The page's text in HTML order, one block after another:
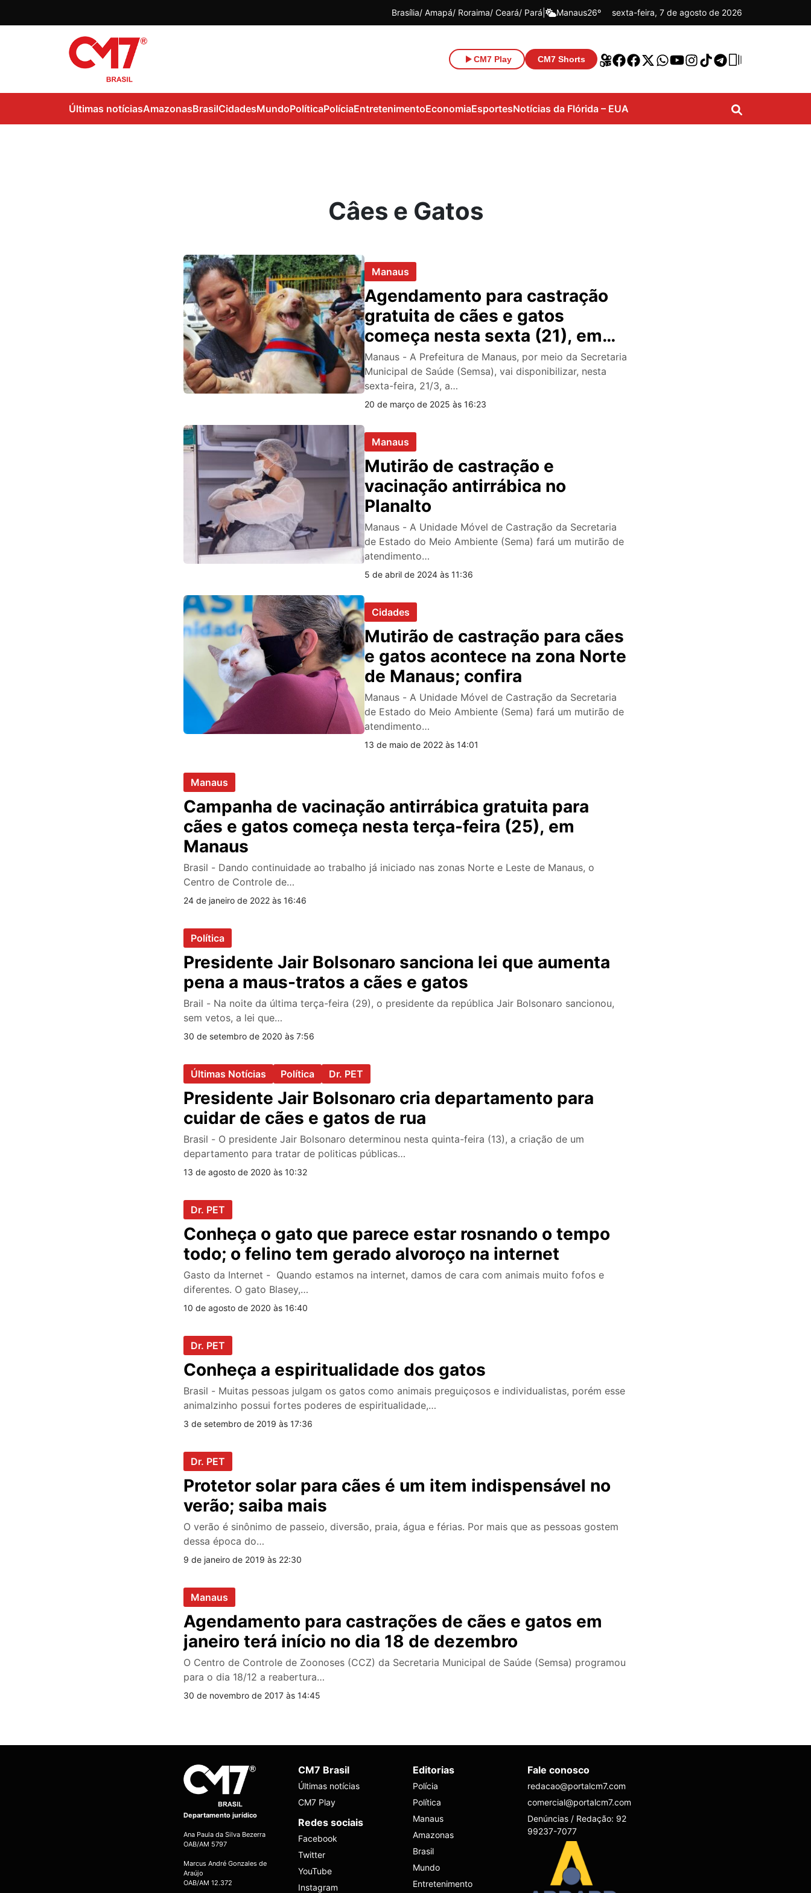
Brasília Amapá Roraima Ceará Pará Manaus26º sexta-feira, 7 de agosto de 2026
CM7 Play CM7 Shorts
Últimas notíciasAmazonasBrasilCidadesMundoPolíticaPolíciaEntretenimentoEconomiaEsportesNotícias da Flórida – EUA
Câes e Gatos
Manaus
Agendamento para castração
gratuita de cães e gatos
começa nesta sexta (21), em
Manaus
Manaus - A Prefeitura de Manaus, por meio da Secretaria
Municipal de Saúde (Semsa), vai disponibilizar, nesta
sexta-feira, 21/3, a…
20 de março de 2025 às 16:23
Manaus
Mutirão de castração e
vacinação antirrábica no
Planalto
Manaus - A Unidade Móvel de Castração da Secretaria
de Estado do Meio Ambiente (Sema) fará um mutirão de
atendimento…
5 de abril de 2024 às 11:36
Cidades
Mutirão de castração para cães
e gatos acontece na zona Norte
de Manaus; confira
Manaus - A Unidade Móvel de Castração da Secretaria
de Estado do Meio Ambiente (Sema) fará um mutirão de
atendimento…
13 de maio de 2022 às 14:01
Manaus
Campanha de vacinação antirrábica gratuita para
cães e gatos começa nesta terça-feira (25), em
Manaus
Brasil - Dando continuidade ao trabalho já iniciado nas zonas Norte e Leste de Manaus, o
Centro de Controle de…
24 de janeiro de 2022 às 16:46
Política
Presidente Jair Bolsonaro sanciona lei que aumenta
pena a maus-tratos a cães e gatos
Brail - Na noite da última terça-feira (29), o presidente da república Jair Bolsonaro sancionou,
sem vetos, a lei que…
30 de setembro de 2020 às 7:56
Últimas Notícias Política Dr. PET
Presidente Jair Bolsonaro cria departamento para
cuidar de cães e gatos de rua
Brasil - O presidente Jair Bolsonaro determinou nesta quinta-feira (13), a criação de um
departamento para tratar de politicas públicas…
13 de agosto de 2020 às 10:32
Dr. PET
Conheça o gato que parece estar rosnando o tempo
todo; o felino tem gerado alvoroço na internet
Gasto da Internet - Quando estamos na internet, damos de cara com animais muito fofos e
diferentes. O gato Blasey,…
10 de agosto de 2020 às 16:40
Dr. PET
Conheça a espiritualidade dos gatos
Brasil - Muitas pessoas julgam os gatos como animais preguiçosos e individualistas, porém esse
animalzinho possui fortes poderes de espiritualidade,…
3 de setembro de 2019 às 17:36
Dr. PET
Protetor solar para cães é um item indispensável no
verão; saiba mais
O verão é sinônimo de passeio, diversão, praia, água e férias. Por mais que as pessoas gostem
dessa época do…
9 de janeiro de 2019 às 22:30
Manaus
Agendamento para castrações de cães e gatos em
janeiro terá início no dia 18 de dezembro
O Centro de Controle de Zoonoses (CCZ) da Secretaria Municipal de Saúde (Semsa) programou
para o dia 18/12 a reabertura…
30 de novembro de 2017 às 14:45
Departamento jurídico
Ana Paula da Silva Bezerra
OAB/AM 5797
Marcus André Gonzales de
Araújo
OAB/AM 12.372
CM7 Brasil
Últimas notícias
CM7 Play
Redes sociais
Facebook
Twitter
YouTube
Instagram
Editorias
Polícia
Política
Manaus
Amazonas
Brasil
Mundo
Entretenimento
Fale conosco
redacao@portalcm7.com
comercial@portalcm7.com
Denúncias / Redação: 92
99237-7077